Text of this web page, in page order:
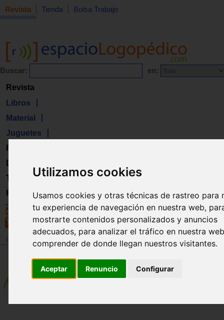
Utilizamos cookies
Usamos cookies y otras técnicas de rastreo para
tu experiencia de navegación en nuestra web,
mostrarte contenidos personalizados y anuncios
adecuados, para analizar el tráfico en nuestra
comprender de donde llegan nuestros visitantes.
Aceptar Renuncio Configurar
Revista Tienda Bolsa Trabajo
Buscar: en:
Revista
Libros
Material
Juguetes
Formación
Directorio
Trabajo
Registro